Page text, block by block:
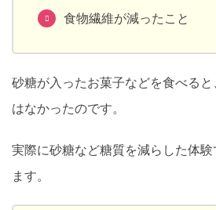
食物繊維が減ったこと
砂糖が入ったお菓子などを食べる
はなかったのです。
実際に砂糖など糖質を減らした体
ます。